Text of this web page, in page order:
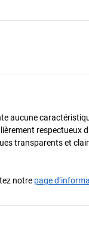
aucune
respectueux
transparents et
notre page